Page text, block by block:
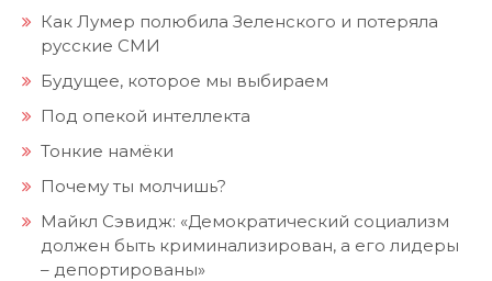
Как Лумер полюбила Зеленского и потеряла
русские СМИ
Будущее, которое мы выбираем
Под опекой интеллекта
Тонкие намёки
Почему ты молчишь?
Майкл Сэвидж: «Демократический социализм
должен быть криминализирован, а его лидеры
– депортированы»